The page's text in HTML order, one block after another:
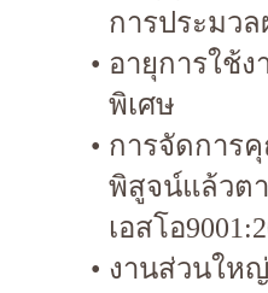
การประมว
อายุการใช้
พิเศษ
การจัดการ
พิสูจน์แล้วต
เอสโอ
งานส่วนให